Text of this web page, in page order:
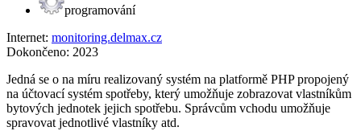
programování
Internet: monitoring.delmax.cz
Dokončeno: 2023
Jedná se o na míru realizovaný systém na platformě PHP propojený
na účtovací systém spotřeby, který umožňuje zobrazovat vlastníkům
bytových jednotek jejich spotřebu. Správcům vchodu umožňuje
spravovat jednotlivé vlastníky atd.